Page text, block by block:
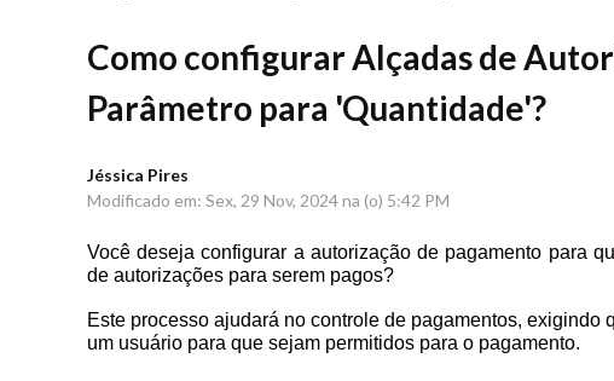
Como configurar Alçadas de
Parâmetro para 'Quantidade'?
Jéssica Pires
Modificado em: Sex, 29 Nov, 2024 na (o) 5:42 PM
Você deseja configurar a autorização de pagamento para
de autorizações para serem pagos?
Este processo ajudará no controle de pagamentos,
um usuário para que sejam permitidos para o pagamento.